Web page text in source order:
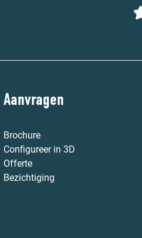
Aanvragen
Brochure
Configureer in 3D
Offerte
Bezichtiging